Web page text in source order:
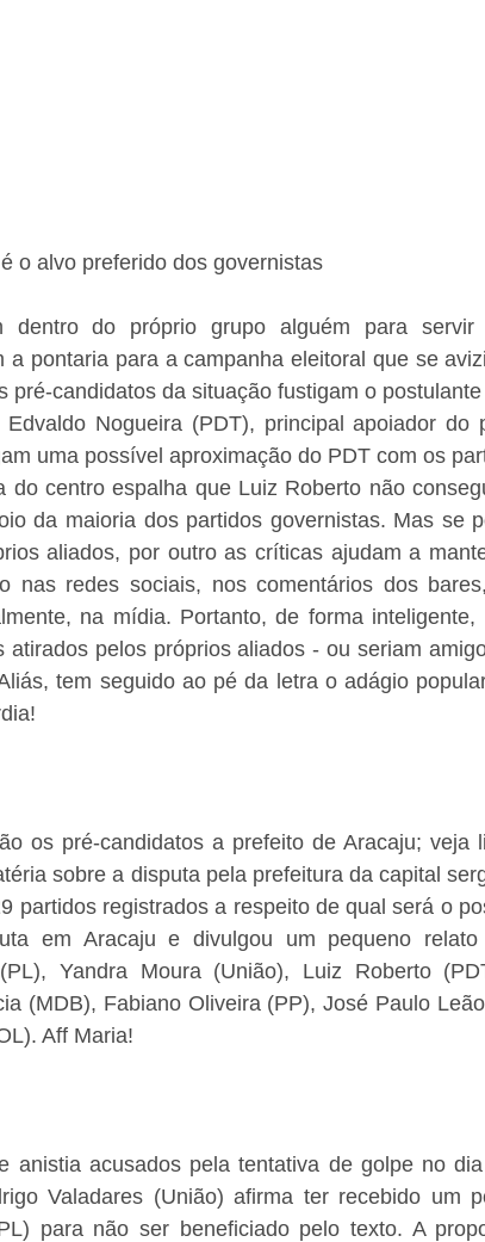
o alvo preferido dos governistas
dentro do próprio grupo alguém para
a pontaria para a campanha eleitoral que se
pré-candidatos da situação fustigam o
Nogueira (PDT), principal apoiador do
uma possível aproximação do PDT com os
do centro espalha que Luiz Roberto não
da maioria dos partidos governistas. Mas se
aliados, por outro as críticas ajudam a
nas redes sociais, nos comentários dos
na mídia. Portanto, de forma inteligente,
atirados pelos próprios aliados - ou seriam
tem seguido ao pé da letra o adágio
os pré-candidatos a prefeito de Aracaju; veja
sobre a disputa pela prefeitura da capital
partidos registrados a respeito de qual será o
em Aracaju e divulgou um pequeno
Yandra Moura (União), Luiz Roberto
(MDB), Fabiano Oliveira (PP), José Paulo
Aff Maria!
anistia acusados pela tentativa de golpe no
Valadares (União) afirma ter recebido um
para não ser beneficiado pelo texto. A